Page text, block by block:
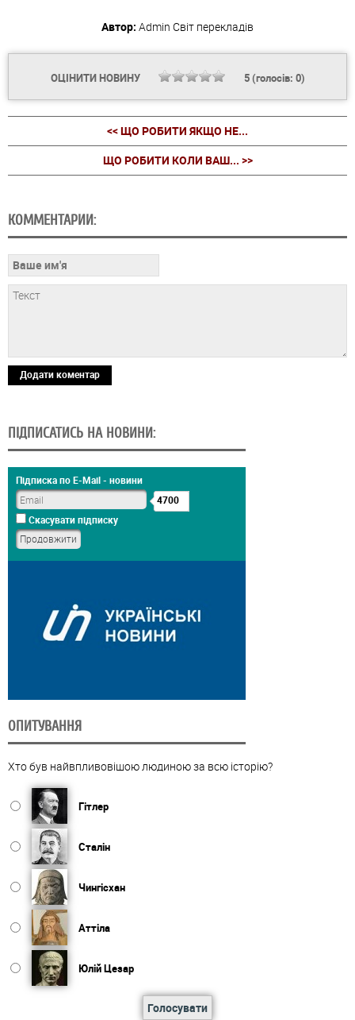
Автор: Admin Світ перекладів
ОЦІНИТИ НОВИНУ 5(голосів: 0)
<< ЩО РОБИТИ ЯКЩО НЕ...
ЩО РОБИТИ КОЛИ ВАШ... >>
КОММЕНТАРИИ:
Додати коментар
ПІДПИСАТИСЬ НА НОВИНИ:
Підписка по E-Mail - новини
4700
Скасувати підписку
ОПИТУВАННЯ
Хто був найвпливовішою людиною за всю історію?
Гітлер
Сталін
Чингісхан
Аттіла
Юлій Цезар
Голосувати